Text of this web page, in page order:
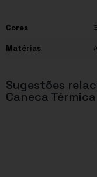
Cores
Matérias
Sugestões
Caneca